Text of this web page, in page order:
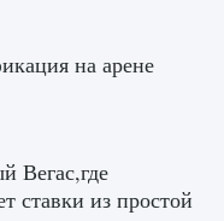
Крист в
на арене
Вегас,где
ставки из простой